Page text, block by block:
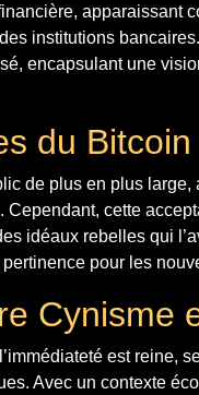
apparaissant
institutions
encapsulant une
du Bitcoin
de plus en plus large,
cette
idéaux rebelles qui
pour les
Cynisme
est reine,
Avec un contexte